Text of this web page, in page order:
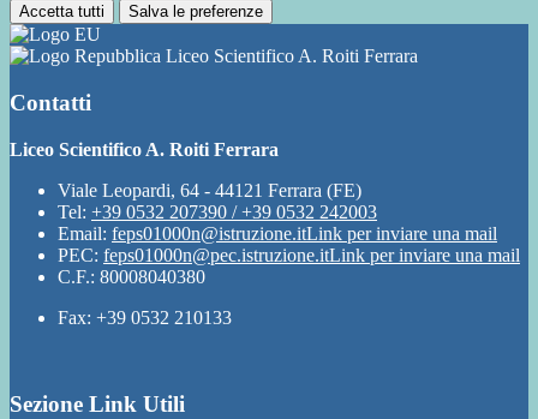
Accetta tutti Salva le preferenze
Liceo Scientifico A. Roiti Ferrara
Contatti
Liceo Scientifico A. Roiti Ferrara
Viale Leopardi, 64 - 44121 Ferrara (FE)
Tel: +39 0532 207390 / +39 0532 242003
Email: feps01000n@istruzione.itLink per inviare una mail
PEC: feps01000n@pec.istruzione.itLink per inviare una mail
C.F.: 80008040380
Fax: +39 0532 210133
Sezione Link Utili